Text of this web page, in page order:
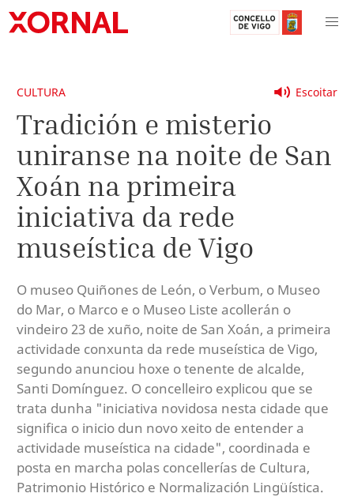
Escoitar
CULTURA
Tradición e misterio
uniranse na noite de San
Xoán na primeira
iniciativa da rede
museística de Vigo
O museo Quiñones de León, o Verbum, o Museo
do Mar, o Marco e o Museo Liste acollerán o
vindeiro 23 de xuño, noite de San Xoán, a primeira
actividade conxunta da rede museística de Vigo,
segundo anunciou hoxe o tenente de alcalde,
Santi Domínguez. O concelleiro explicou que se
trata dunha "iniciativa novidosa nesta cidade que
significa o inicio dun novo xeito de entender a
actividade museística na cidade", coordinada e
posta en marcha polas concellerías de Cultura,
Patrimonio Histórico e Normalización Lingüística.